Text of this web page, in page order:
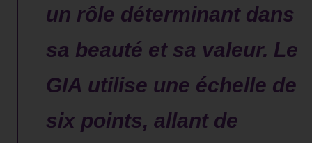
un rôle déterminant dans
sa beauté et sa valeur. Le
GIA utilise une échelle de
six points, allant de